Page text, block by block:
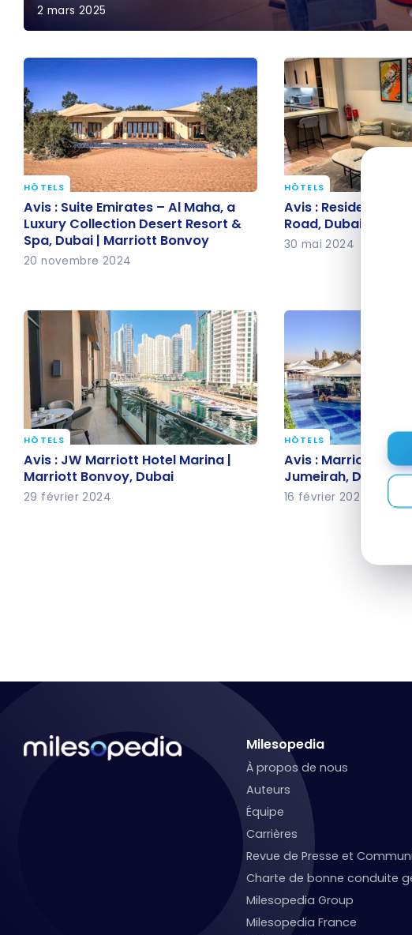
2 mars 2025
Avis : Suite Emirates – Al Maha, a
Luxury Collection Desert Resort &
Spa, Dubai | Marriott Bonvoy
HÔTELS
Avis : Suite Emirates – Al Maha, a
Luxury Collection Desert Resort &
Spa, Dubai | Marriott Bonvoy
20 novembre 2024
Avis : Residence
Road, Dubai |
HÔTELS
Avis : Residence Inn
Road, Dubai |
30 mai 2024
Avis : JW Marriott Hotel Marina |
Marriott Bonvoy, Dubai
HÔTELS
Avis : JW Marriott Hotel Marina |
Marriott Bonvoy, Dubai
29 février 2024
Avis : Marriott
Jumeirah, Dubai |
HÔTELS
Avis : Marriott
Jumeirah, Dubai |
16 février 2024
Milesopedia
À propos de nous
Auteurs
Équipe
Carrières
Revue de Presse et
Charte de bonne conduite
Milesopedia Group
Milesopedia France